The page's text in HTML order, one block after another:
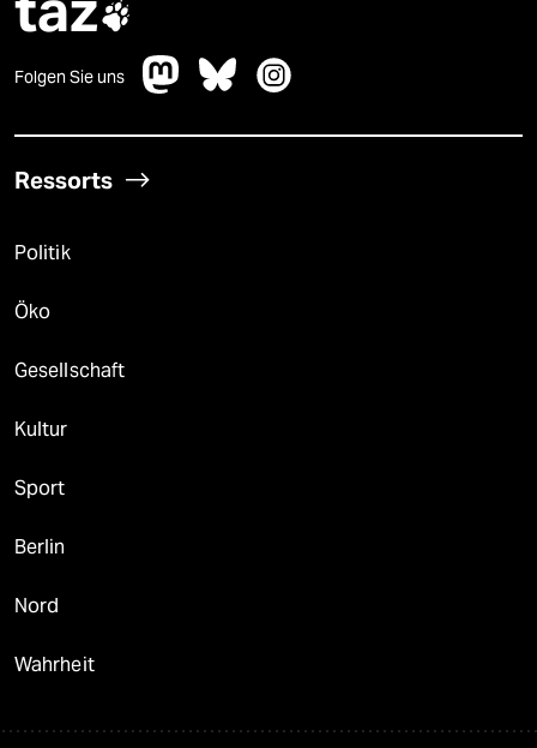

Folgen Sie uns
Ressorts
Politik
Öko
Gesellschaft
Kultur
Sport
Berlin
Nord
Wahrheit